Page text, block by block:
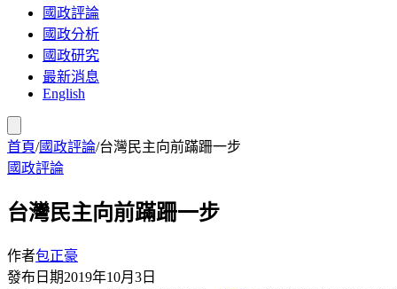
國政評論
國政分析
國政研究
最新消息
English
首頁/國政評論/台灣民主向前蹣跚一步
國政評論
台灣民主向前蹣跚一步
作者包正豪
發布日期2019年10月3日